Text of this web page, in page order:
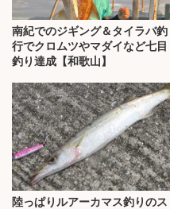
南紀でのジギング＆タイラバ釣
行でクロムツやマダイなど七目
釣り達成【和歌山】
陸っぱりルアーカマス釣りのス